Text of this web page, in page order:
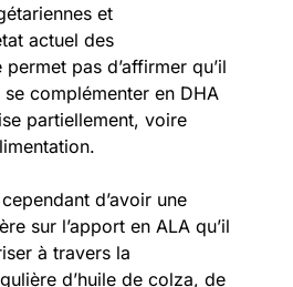
et
actuel des
pas d’affirmer qu’il
complémenter en DHA
partiellement, voire
d’avoir une
sur l’apport en ALA qu’il
à travers la
d’huile de colza, de